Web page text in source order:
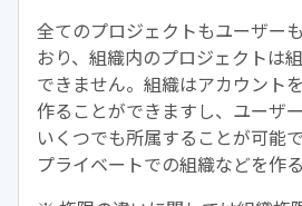
全てのプロジェクトもユーザー
おり、組織内のプロジェクトは
できません。組織はアカウント
作ることができますし、ユーザ
いくつでも所属することが可能
プライベートでの組織などを作